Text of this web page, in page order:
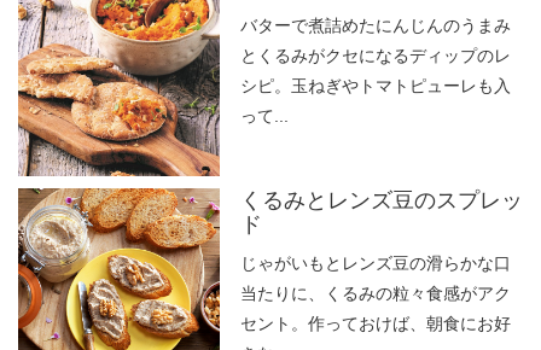
バターで煮詰めたにんじんのうまみ
とくるみがクセになるディップのレ
シピ。玉ねぎやトマトピューレも入
って...
くるみとレンズ豆のスプレッ
ド
じゃがいもとレンズ豆の滑らかな口
当たりに、くるみの粒々食感がアク
セント。作っておけば、朝食にお好